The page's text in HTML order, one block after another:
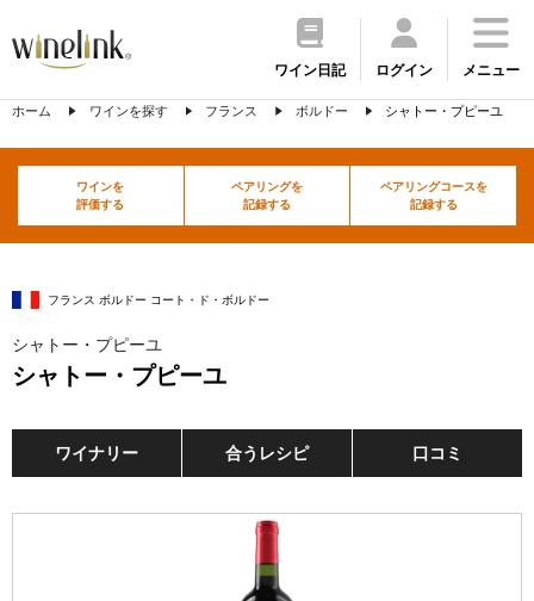
ワイン日記 ログイン メニュー
ホーム ワインを探す フランス ボルドー シャトー・プピーユ
ワインを
評価する
ペアリングを
記録する
ペアリングコースを
記録する
フランス ボルドー コート・ド・ボルドー
シャトー・プピーユ
シャトー・プピーユ
ワイナリー 合うレシピ 口コミ